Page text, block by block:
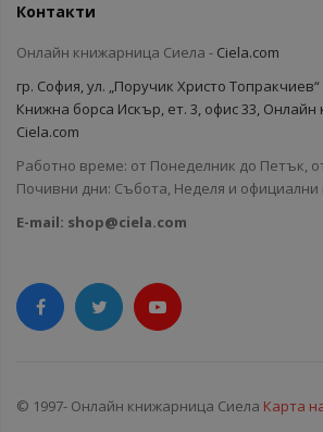
Контакти
Онлайн книжарница Сиела - Ciela.com
гр. София, ул. „Поручик Христо
Книжна борса Искър, ет. 3, офис 33,
Ciela.com
Работно време: от Понеделник до Петък,
Почивни дни: Събота, Неделя и официални
E-mail: shop@ciela.com
© 1997- Онлайн книжарница Сиела Карта